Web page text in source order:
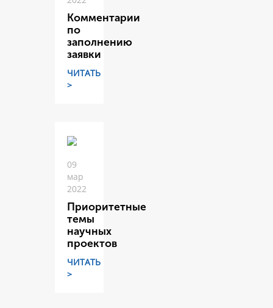
Комментарии
по
заполнению
заявки
ЧИТАТЬ
>
09
мар
2022
Приоритетные
темы
научных
проектов
ЧИТАТЬ
>